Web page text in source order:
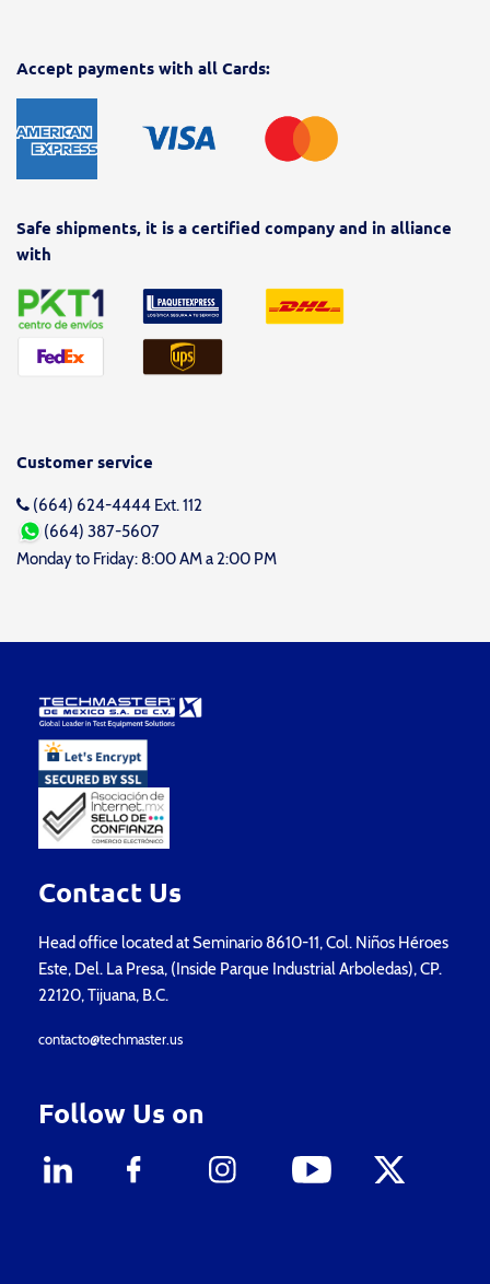
Accept payments with all Cards:
Safe shipments, it is a certified company and in alliance
with
Customer service
(664) 624-4444 Ext. 112
(664) 387-5607
Monday to Friday: 8:00 AM a 2:00 PM
Contact Us
Head office located at Seminario 8610-11, Col. Niños Héroes
Este, Del. La Presa, (Inside Parque Industrial Arboledas), CP.
22120, Tijuana, B.C.
contacto@techmaster.us
Follow Us on